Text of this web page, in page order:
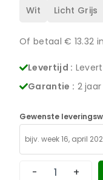
Wit Licht Grijs
Of betaal € 13.32
Levertijd :
Garantie : 2 jaar
Gewenste
- +